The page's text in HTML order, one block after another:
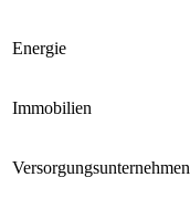
Energie
Immobilien
Versorgungsunternehmen